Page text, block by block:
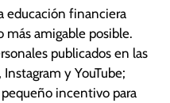
educación financiera
amigable posible.
publicados en las
y YouTube;
incentivo para